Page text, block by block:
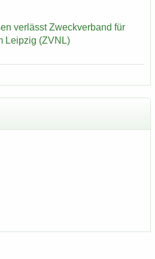
ver­lässt Zweck­ver­band für
Leip­zig (ZVNL)